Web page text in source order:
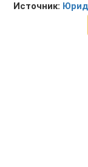
Источник: